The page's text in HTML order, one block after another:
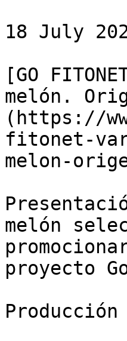
18 July
[GO
melón.
(https://
fitonet-
melon-
melón
proyecto